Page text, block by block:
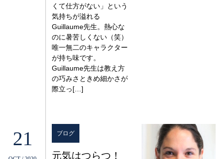
くて仕方がない」という
気持ちが溢れる
Guillaume先生。熱心な
のに暑苦しくない（笑）
唯一無二のキャラクター
が持ち味です。
Guillaume先生は教え方
の巧みさときめ細かさが
際立っ[…]
21 ブログ
元気はつらつ！